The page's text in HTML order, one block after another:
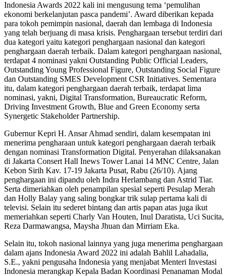
Indonesia Awards 2022 kali ini mengusung tema ‘pemulihan
ekonomi berkelanjutan pasca pandemi’. Award diberikan kepada
para tokoh pemimpin nasional, daerah dan lembaga di Indonesia
yang telah berjuang di masa krisis. Penghargaan tersebut terdiri dari
dua kategori yaitu kategori penghargaan nasional dan kategori
penghargaan daerah terbaik. Dalam kategori penghargaan nasional,
terdapat 4 nominasi yakni Outstanding Public Official Leaders,
Outstanding Young Professional Figure, Outstanding Social Figure
dan Outstanding SMES Development CSR Initiatives. Sementara
itu, dalam kategori penghargaan daerah terbaik, terdapat lima
nominasi, yakni, Digital Transformation, Bureaucratic Reform,
Driving Investment Growth, Blue and Green Economy serta
Synergetic Stakeholder Partnership.
Gubernur Kepri H. Ansar Ahmad sendiri, dalam kesempatan ini
menerima pengharaan untuk kategori penghargaan daerah terbaik
dengan nominasi Transformation Digital. Penyerahan dilaksanakan
di Jakarta Consert Hall Inews Tower Lanai 14 MNC Centre, Jalan
Kebon Sirih Kav. 17-19 Jakarta Pusat, Rabu (26/10). Ajang
penghargaan ini dipandu oleh Indra Herlambang dan Astrid Tiar.
Serta dimeriahkan oleh penampilan spesial seperti Pesulap Merah
dan Holly Balay yang saling bongkar trik sulap pertama kali di
televisi. Selain itu sederet bintang dan artis papan atas juga ikut
memeriahkan seperti Charly Van Houten, Inul Daratista, Uci Sucita,
Reza Darmawangsa, Maysha Jhuan dan Mirriam Eka.
Selain itu, tokoh nasional lainnya yang juga menerima penghargaan
dalam ajans Indonesia Award 2022 ini adalah Bahlil Lahadalia,
S.E., yakni pengusaha Indonesia yang menjabat Menteri Investasi
Indonesia merangkap Kepala Badan Koordinasi Penanaman Modal